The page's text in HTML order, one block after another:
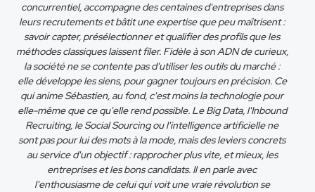
concurrentiel, accompagne des centaines d'entreprises dans
leurs recrutements et bâtit une expertise que peu maîtrisent :
savoir capter, présélectionner et qualifier des profils que les
méthodes classiques laissent filer. Fidèle à son ADN de curieux,
la société ne se contente pas d'utiliser les outils du marché :
elle développe les siens, pour gagner toujours en précision. Ce
qui anime Sébastien, au fond, c'est moins la technologie pour
elle-même que ce qu'elle rend possible. Le Big Data, l'Inbound
Recruiting, le Social Sourcing ou l'intelligence artificielle ne
sont pas pour lui des mots à la mode, mais des leviers concrets
au service d'un objectif : rapprocher plus vite, et mieux, les
entreprises et les bons candidats. Il en parle avec
l'enthousiasme de celui qui voit une vraie révolution se